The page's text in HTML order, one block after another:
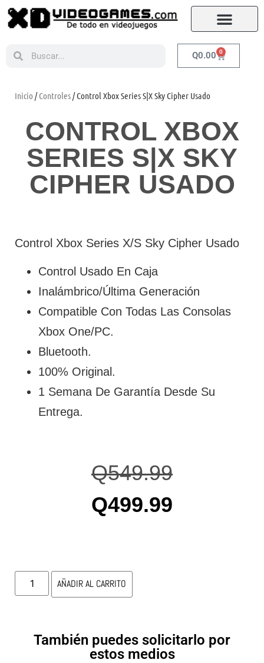
Q0.00 0
Inicio /Controles/ Control Xbox Series S|X Sky Cipher Usado
CONTROL XBOX
SERIES S|X SKY
CIPHER USADO
Control Xbox Series X/S Sky Cipher Usado
Control Usado En Caja
Inalámbrico/Última Generación
Compatible Con Todas Las Consolas
Xbox One/PC.
Bluetooth.
100% Original.
1 Semana De Garantía Desde Su
Entrega.
Q549.99
Q499.99
AÑADIR AL CARRITO
También puedes solicitarlo por
estos medios